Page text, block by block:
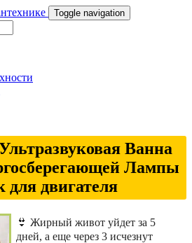
Toggle navigation
Ванна
Лампы
двигателя
👙 Жирный живот уйдет за 5
дней, а еще через 3 исчезнут